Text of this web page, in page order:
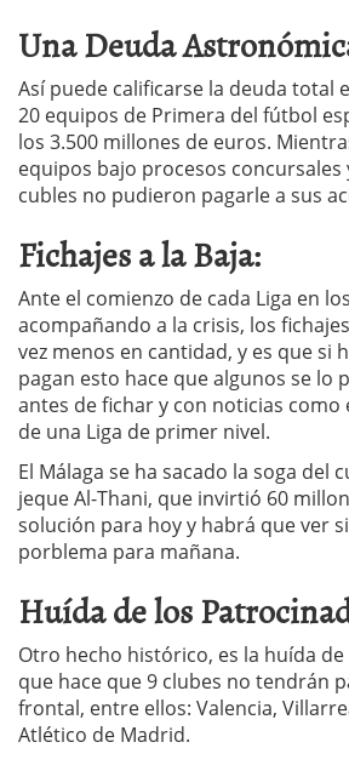
Una Deuda
Así puede calificarse la deuda total
20 equipos de Primera del fútbol
los 3.500 millones de euros.
equipos bajo procesos concursales
cubles no pudieron pagarle a sus
Fichajes a la Baja:
Ante el comienzo de cada Liga en
acompañando a la crisis, los
vez menos en cantidad, y es que si
pagan esto hace que algunos se lo
antes de fichar y con noticias
de una Liga de primer nivel.
El Málaga se ha sacado la soga del
jeque Al-Thani, que invirtió 60
solución para hoy y habrá que ver
porblema para mañana.
Huída de los
Otro hecho histórico, es la huída
que hace que 9 clubes no tendrán
frontal, entre ellos: Valencia,
Atlético de Madrid.